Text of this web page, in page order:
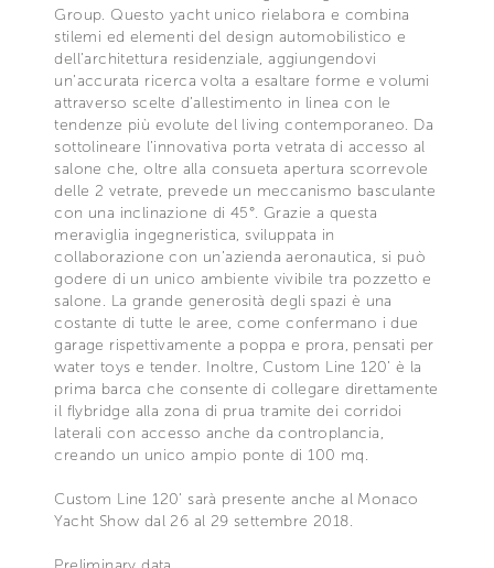
Group. Questo yacht unico rielabora e combina
stilemi ed elementi del design automobilistico e
dell’architettura residenziale, aggiungendovi
un’accurata ricerca volta a esaltare forme e volumi
attraverso scelte d’allestimento in linea con le
tendenze più evolute del living contemporaneo. Da
sottolineare l’innovativa porta vetrata di accesso al
salone che, oltre alla consueta apertura scorrevole
delle 2 vetrate, prevede un meccanismo basculante
con una inclinazione di 45°. Grazie a questa
meraviglia ingegneristica, sviluppata in
collaborazione con un’azienda aeronautica, si può
godere di un unico ambiente vivibile tra pozzetto e
salone. La grande generosità degli spazi è una
costante di tutte le aree, come confermano i due
garage rispettivamente a poppa e prora, pensati per
water toys e tender. Inoltre, Custom Line 120’ è la
prima barca che consente di collegare direttamente
il flybridge alla zona di prua tramite dei corridoi
laterali con accesso anche da controplancia,
creando un unico ampio ponte di 100 mq.
Custom Line 120’ sarà presente anche al Monaco
Yacht Show dal 26 al 29 settembre 2018.